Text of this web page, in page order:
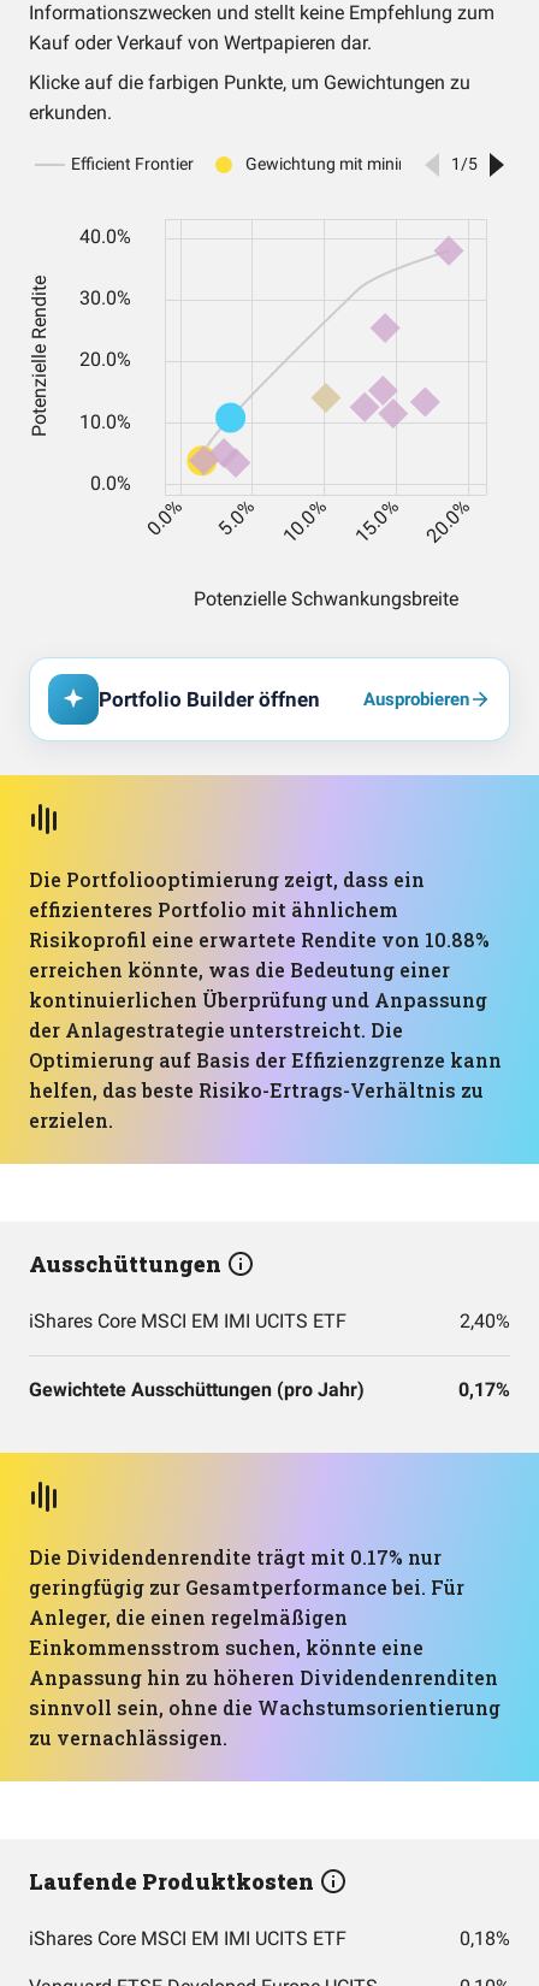
Informationszwecken und stellt keine Empfehlung zum
Kauf oder Verkauf von Wertpapieren dar.
Klicke auf die farbigen Punkte, um Gewichtungen zu
erkunden.
Portfolio Builder öffnen Ausprobieren
Die Portfoliooptimierung zeigt, dass ein
effizienteres Portfolio mit ähnlichem
Risikoprofil eine erwartete Rendite von 10.88%
erreichen könnte, was die Bedeutung einer
kontinuierlichen Überprüfung und Anpassung
der Anlagestrategie unterstreicht. Die
Optimierung auf Basis der Effizienzgrenze kann
helfen, das beste Risiko-Ertrags-Verhältnis zu
erzielen.
Ausschüttungen
iShares Core MSCI EM IMI UCITS ETF 2,40%
Gewichtete Ausschüttungen (pro Jahr) 0,17%
Die Dividendenrendite trägt mit 0.17% nur
geringfügig zur Gesamtperformance bei. Für
Anleger, die einen regelmäßigen
Einkommensstrom suchen, könnte eine
Anpassung hin zu höheren Dividendenrenditen
sinnvoll sein, ohne die Wachstumsorientierung
zu vernachlässigen.
Laufende Produktkosten
iShares Core MSCI EM IMI UCITS ETF 0,18%